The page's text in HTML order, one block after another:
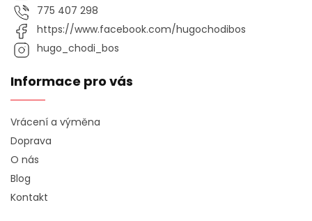
775 407 298
https://www.facebook.com/hugochodibos
hugo_chodi_bos
Informace pro vás
Vrácení a výměna
Doprava
O nás
Blog
Kontakt